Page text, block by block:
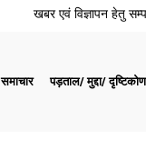
खबर एवं विज्ञापन हेतु
समाचार पड़ताल/ मुद्दा/ दृष्टिकोण